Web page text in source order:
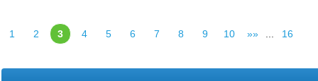
1 2 3 4 5 6 7 8 9 10 »» 16